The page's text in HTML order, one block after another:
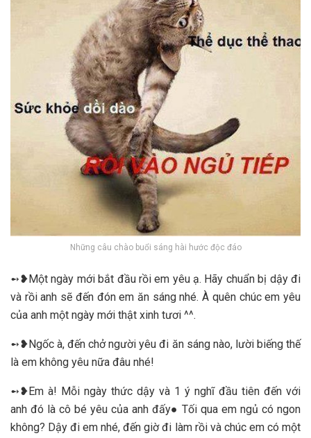
Những câu chào buổi sáng hài hước độc đáo
➻❥Một ngày mới bắt đầu rồi em yêu ạ. Hãy chuẩn bị dậy đi
và rồi anh sẽ đến đón em ăn sáng nhé. À quên chúc em yêu
của anh một ngày mới thật xinh tươi ^^.
➻❥Ngốc à, đến chở người yêu đi ăn sáng nào, lười biếng thế
là em không yêu nữa đâu nhé!
➻❥Em à! Mỗi ngày thức dậy và 1 ý nghĩ đầu tiên đến với
anh đó là cô bé yêu của anh đấy● Tối qua em ngủ có ngon
không? Dậy đi em nhé, đến giờ đi làm rồi và chúc em có một